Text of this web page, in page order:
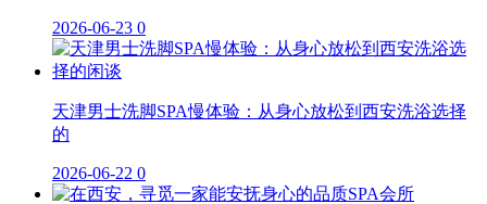
2026-06-23 0
天津男士洗脚SPA慢体验：从身心放松到西安洗浴选择
的
2026-06-22 0